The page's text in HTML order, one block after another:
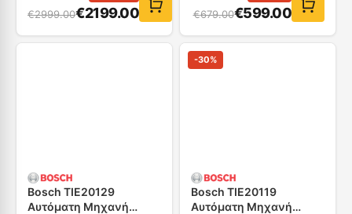
€2999.00€2199.00 €679.00€599.00
Bosch TIE20129
Αυτόματη Μηχανή
-30%
Bosch TIE20119
Αυτόματη Μηχανή